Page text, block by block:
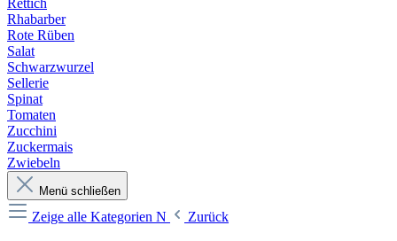
Rettich
Rhabarber
Rote Rüben
Salat
Schwarzwurzel
Sellerie
Spinat
Tomaten
Zucchini
Zuckermais
Zwiebeln
Menü schließen
Zeige alle Kategorien N
Zurück